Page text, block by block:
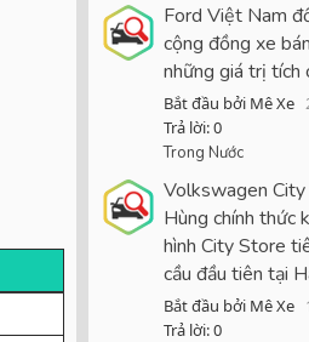
Ford Việt Nam
cộng đồng xe
những giá trị tích
Bắt đầu bởi Mê Xe
Trả lời: 0
Trong Nước
Volkswagen
Hùng chính thức
hình City Store
cầu đầu tiên tại
Bắt đầu bởi Mê Xe
Trả lời: 0